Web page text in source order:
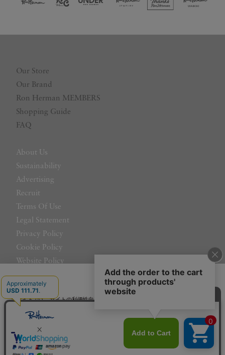
Our Store
Our Brand
Ron Herman MEMBERS
Shopping Guide
FAQ
About Us
Sustainability
Advertising
Recruit
Terms Of Use
Legal Statement
Privacy Policy
Cookie Policy
Website Policy
Contact Us
日本語
当サイトでは、サイトの利便性向上のためにクッキーを使用いたします。ボタン
から同意の可否を選択してください。選択せずにページを移動した場合、クッキ
ーの使用に同意したことになります。クッキーを通じて収集する情報には「お客
様個人を特定できる情報」は一切含まれておりません。詳細は
クッキーポリシ
ー
をご確認ください。